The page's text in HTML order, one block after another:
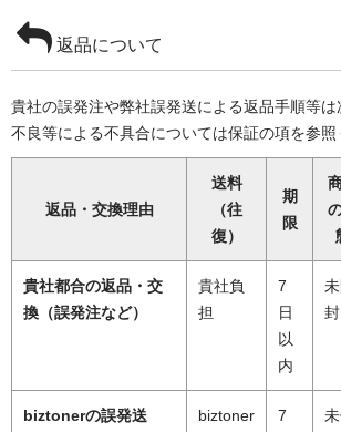
返品について
貴社の誤発注や弊社誤発送による返品手順等
不良等による不具合については保証の項を参照
返品・交換理由
送料
（往
復）
期
限
貴社都合の返品・交
換（誤発注など）
貴社負
担
7
日
以
内
封
biztonerの誤発送
biztoner
7